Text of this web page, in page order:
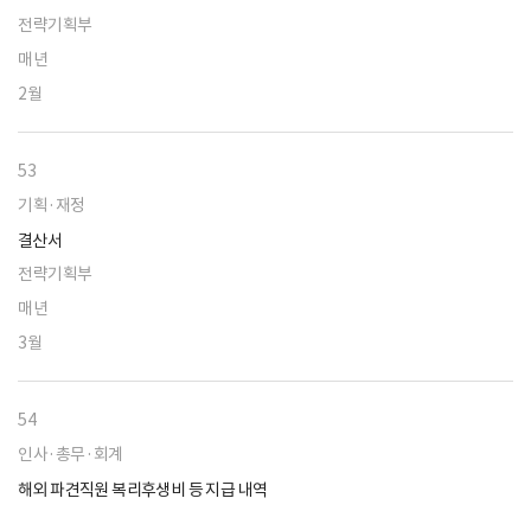
전략기획부
매년
2월
53
기획·재정
결산서
전략기획부
매년
3월
54
인사·총무·회계
해외 파견직원 복리후생비 등 지급 내역